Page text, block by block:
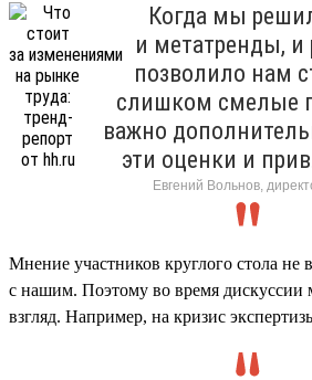
Когда мы
и метатренды, и
позволило нам
слишком смелые
важно
эти оценки и
Евгений Вольнов,
Мнение участников круглого стола не
с нашим. Поэтому во время дискуссии
взгляд. Например, на кризис